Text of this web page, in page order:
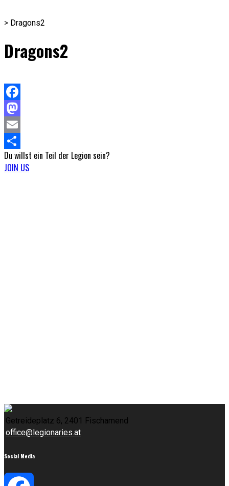
> Dragons2
Dragons2
Facebook
Mastodon
Email
Teilen
Du willst ein Teil der Legion sein?
JOIN US
Getreideplatz 6, 2401 Fischamend
office@legionaries.at
Social Media